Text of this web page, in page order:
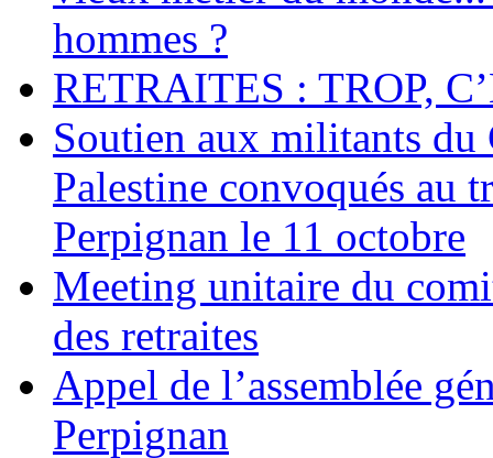
hommes ?
RETRAITES : TROP,
Soutien aux militants
Palestine convoqués au
Perpignan le 11 octobre
Meeting unitaire du
des retraites
Appel de l’assemblée
Perpignan